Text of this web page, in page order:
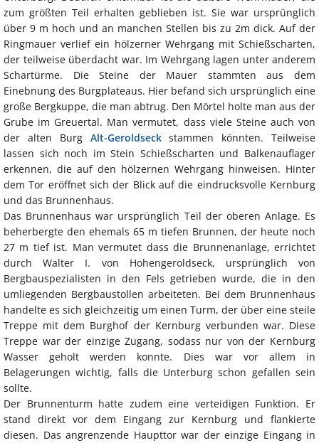
zum größten Teil erhalten geblieben ist. Sie war ursprünglich
über 9 m hoch und an manchen Stellen bis zu 2m dick. Auf der
Ringmauer verlief ein hölzerner Wehrgang mit Schießscharten,
der teilweise überdacht war. Im Wehrgang lagen unter anderem
Schartürme. Die Steine der Mauer stammten aus dem
Einebnung des Burgplateaus. Hier befand sich ursprünglich eine
große Bergkuppe, die man abtrug. Den Mörtel holte man aus der
Grube im Greuertal. Man vermutet, dass viele Steine auch von
der alten Burg Alt-Geroldseckstammen könnten. Teilweise
lassen sich noch im Stein Schießscharten und Balkenauflager
erkennen, die auf den hölzernen Wehrgang hinweisen. Hinter
dem Tor eröffnet sich der Blick auf die eindrucksvolle Kernburg
und das Brunnenhaus.
Das Brunnenhaus war ursprünglich Teil der oberen Anlage. Es
beherbergte den ehemals 65 m tiefen Brunnen, der heute noch
27 m tief ist. Man vermutet dass die Brunnenanlage, errichtet
durch Walter I. von Hohengeroldseck, ursprünglich von
Bergbauspezialisten in den Fels getrieben wurde, die in den
umliegenden Bergbaustollen arbeiteten. Bei dem Brunnenhaus
handelte es sich gleichzeitig um einen Turm, der über eine steile
Treppe mit dem Burghof der Kernburg verbunden war. Diese
Treppe war der einzige Zugang, sodass nur von der Kernburg
Wasser geholt werden konnte. Dies war vor allem in
Belagerungen wichtig, falls die Unterburg schon gefallen sein
sollte.
Der Brunnenturm hatte zudem eine verteidigen Funktion. Er
stand direkt vor dem Eingang zur Kernburg und flankierte
diesen. Das angrenzende Haupttor war der einzige Eingang in